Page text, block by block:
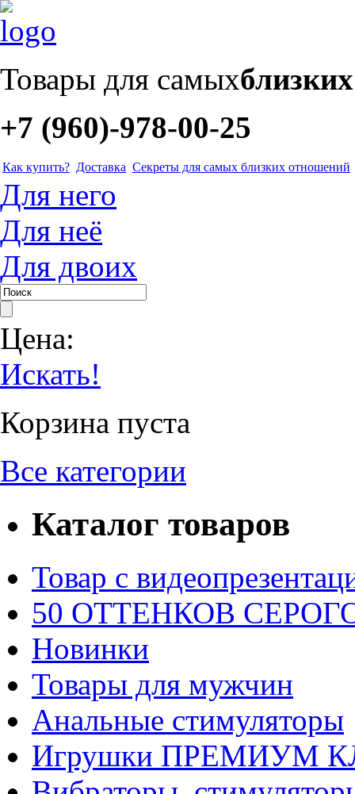
Товары для самых
+7 (960)-978-00-25
Как купить? Доставка Секреты для самых близких отношений
Для него
Для неё
Для двоих
Цена:
Искать!
Корзина пуста
Все категории
Каталог товаров
Товар с
50 ОТТЕНКОВ
Новинки
Товары для мужчин
Анальные стимуляторы
Игрушки ПРЕМИУМ